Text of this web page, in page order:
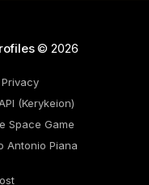
© 2026
Privacy
(Kerykeion)
Space Game
Antonio Piana